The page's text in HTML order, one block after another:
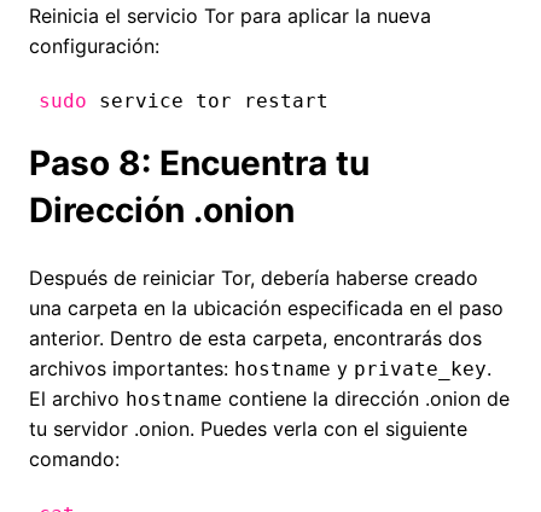
Reinicia el servicio Tor para aplicar la nueva
configuración:
sudo service tor restart
Paso 8: Encuentra tu
Dirección .onion
Después de reiniciar Tor, debería haberse creado
una carpeta en la ubicación especificada en el paso
anterior. Dentro de esta carpeta, encontrarás dos
archivos importantes: hostname y private_key.
El archivo hostname contiene la dirección .onion de
tu servidor .onion. Puedes verla con el siguiente
comando: